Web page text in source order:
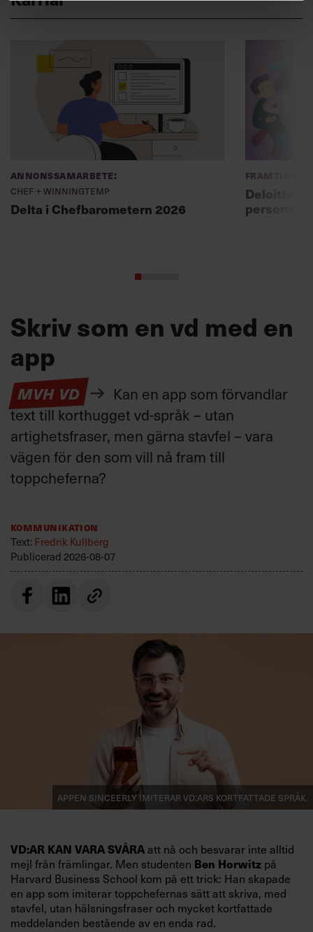
Annonssamarbete:
Chef + Winningtemp
Delta i Chefbarometern 2026
Deloitte:
personal
Skriv som en vd med en
app
MVH VD
Kan en app som förvandlar
text till korthugget vd-språk – utan
artighetsfraser, men gärna stavfel – vara
vägen för den som vill nå fram till
toppcheferna?
Kommunikation
Text:Fredrik Kullberg
Publicerad 2026-08-07
Appen Sinceerly imiterar vd:ars kortfattade språk.
VD:AR KAN VARA SVÅRAatt nå och besvarar inte alltid
mejl från främlingar. Men studenten Ben Horwitz på
Harvard Business School kom på ett trick: Han skapade
en app som imiterar toppchefernas sätt att skriva, med
stavfel, utan hälsningsfraser och mycket kortfattade
meddelanden bestående av en enda rad.